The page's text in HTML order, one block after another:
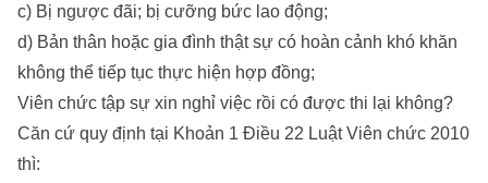
c) Bị ngược đãi; bị cưỡng bức lao động;
d) Bản thân hoặc gia đình thật sự có hoàn cảnh khó khăn
không thể tiếp tục thực hiện hợp đồng;
Viên chức tập sự xin nghỉ việc rồi có được thi lại không?
Căn cứ quy định tại Khoản 1 Điều 22 Luật Viên chức 2010
thì: